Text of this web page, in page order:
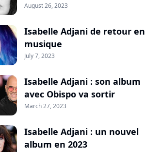
August 26, 2023
Isabelle Adjani de retour en
musique
July 7, 2023
Isabelle Adjani : son album
avec Obispo va sortir
March 27, 2023
Isabelle Adjani : un nouvel
album en 2023